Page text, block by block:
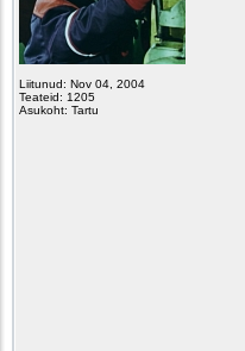
Liitunud: Nov 04, 2004
Teateid: 1205
Asukoht: Tartu